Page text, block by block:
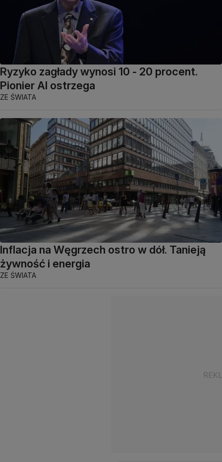
Ryzyko zagłady wynosi 10 - 20 procent.
Pionier AI ostrzega
ZE ŚWIATA
Inflacja na Węgrzech ostro w dół. Tanieją
żywność i energia
ZE ŚWIATA